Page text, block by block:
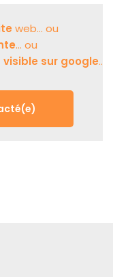
web... ou
... ou
sur google..